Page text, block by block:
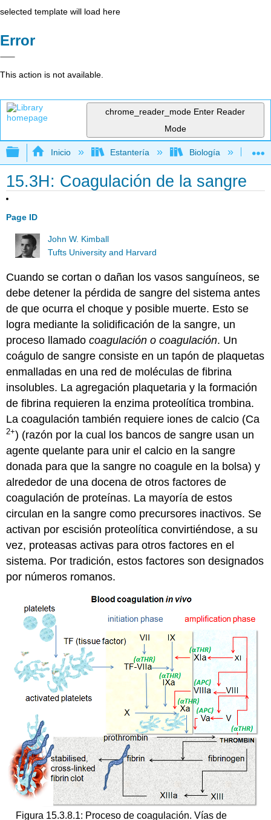
selected template will load here
Error
This action is not available.
chrome_reader_mode Enter Reader
Mode
Expandir/contraer jerarquía global
Inicio Estantería Biología
15.3H: Coagulación de la sangre
Page ID
John W. Kimball
Tufts University and Harvard
Cuando se cortan o dañan los vasos sanguíneos, se
debe detener la pérdida de sangre del sistema antes
de que ocurra el choque y posible muerte. Esto se
logra mediante la solidificación de la sangre, un
proceso llamadocoagulación o coagulación. Un
coágulo de sangre consiste en un tapón de plaquetas
enmalladas en una red de moléculas de fibrina
insolubles. La agregación plaquetaria y la formación
de fibrina requieren la enzima proteolítica trombina.
La coagulación también requiere iones de calcio (Ca
2+) (razón por la cual los bancos de sangre usan un
agente quelante para unir el calcio en la sangre
donada para que la sangre no coagule en la bolsa) y
alrededor de una docena de otros factores de
coagulación de proteínas. La mayoría de estos
circulan en la sangre como precursores inactivos. Se
activan por escisión proteolítica convirtiéndose, a su
vez, proteasas activas para otros factores en el
sistema. Por tradición, estos factores son designados
por números romanos.
Figura 15.3.8.1: Proceso de coagulación. Vías de